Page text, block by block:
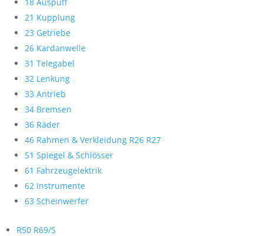
21 Kupplung
23 Getriebe
26 Kardanwelle
31 Telegabel
32 Lenkung
33 Antrieb
34 Bremsen
36 Räder
46 Rahmen & Verkleidung R26 R27
51 Spiegel & Schlösser
61 Fahrzeugelektrik
62 Instrumente
63 Scheinwerfer
R50 R69/S